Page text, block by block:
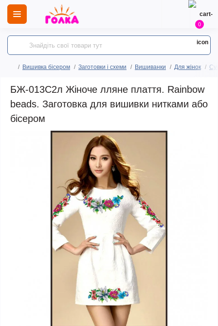
0
Вишивка бісером Заготовки і схеми Вишиванки Для жінок
БЖ-013С2л Жіноче лляне плаття. Rainbow
beads. Заготовка для вишивки нитками або
бісером